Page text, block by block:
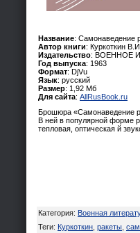
Название: Самонаведение
Автор книги: Куркоткин
Издательство: ВОЕННОЕ
Год выпуска: 1963
Формат: DjVu
Язык: русский
Размер: 1,92 Мб
Для сайта: AllRusBook.ru
Брошюра «Самонаведение
В ней в популярной форме
тепловая, оптическая й
Категория: Военная
Теги: Куркоткин ракеты